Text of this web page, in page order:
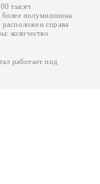
тысяч
полумиллиона
справа
количество
работает под